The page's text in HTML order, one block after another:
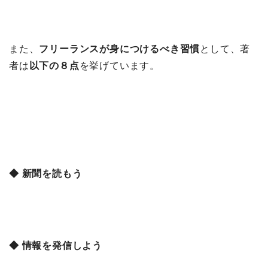
また、 フリーランスが身につけるべき習慣として、著
者は 以下の８点 を挙げています。
◆ 新聞を読もう
◆ 情報を発信しよう